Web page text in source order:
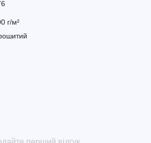
г/м²